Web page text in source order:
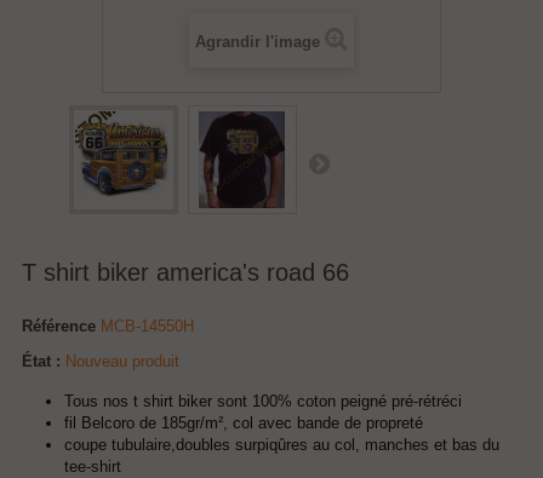
Agrandir l'image
T shirt biker america's road 66
Référence MCB-14550H
État : Nouveau produit
Tous nos t shirt biker sont 100% coton peigné pré-rétréci
fil Belcoro de 185gr/m², col avec bande de propreté
coupe tubulaire,doubles surpiqûres au col, manches et bas du
tee-shirt